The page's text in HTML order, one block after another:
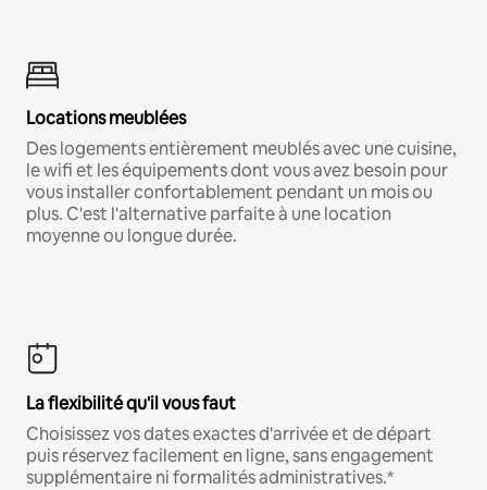
Locations meublées
Des logements entièrement meublés avec une cuisine,
le wifi et les équipements dont vous avez besoin pour
vous installer confortablement pendant un mois ou
plus. C'est l'alternative parfaite à une location
moyenne ou longue durée.
La flexibilité qu'il vous faut
Choisissez vos dates exactes d'arrivée et de départ
puis réservez facilement en ligne, sans engagement
supplémentaire ni formalités administratives.*